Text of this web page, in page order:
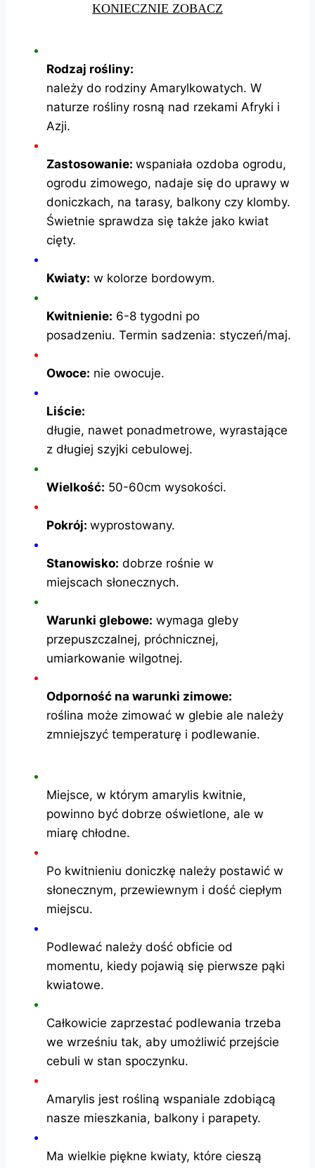
KONIECZNIE ZOBACZ
Rodzaj rośliny:
należy do rodziny Amarylkowatych. W
naturze rośliny rosną nad rzekami Afryki i
Azji.
Zastosowanie: wspaniała ozdoba ogrodu,
ogrodu zimowego, nadaje się do uprawy w
doniczkach, na tarasy, balkony czy klomby.
Świetnie sprawdza się także jako kwiat
cięty.
Kwiaty: w kolorze bordowym.
Kwitnienie: 6-8 tygodni po
posadzeniu. Termin sadzenia: styczeń/maj.
Owoce: nie owocuje.
Liście:
długie, nawet ponadmetrowe, wyrastające
z długiej szyjki cebulowej.
Wielkość: 50-60cm wysokości.
Pokrój: wyprostowany.
Stanowisko: dobrze rośnie w
miejscach słonecznych.
Warunki glebowe: wymaga gleby
przepuszczalnej, próchnicznej,
umiarkowanie wilgotnej.
Odporność na warunki zimowe:
roślina może zimować w glebie ale należy
zmniejszyć temperaturę i podlewanie.
Miejsce, w którym amarylis kwitnie,
powinno być dobrze oświetlone, ale w
miarę chłodne.
Po kwitnieniu doniczkę należy postawić w
słonecznym, przewiewnym i dość ciepłym
miejscu.
Podlewać należy dość obficie od
momentu, kiedy pojawią się pierwsze pąki
kwiatowe.
Całkowicie zaprzestać podlewania trzeba
we wrześniu tak, aby umożliwić przejście
cebuli w stan spoczynku.
Amarylis jest rośliną wspaniale zdobiącą
nasze mieszkania, balkony i parapety.
Ma wielkie piękne kwiaty, które cieszą